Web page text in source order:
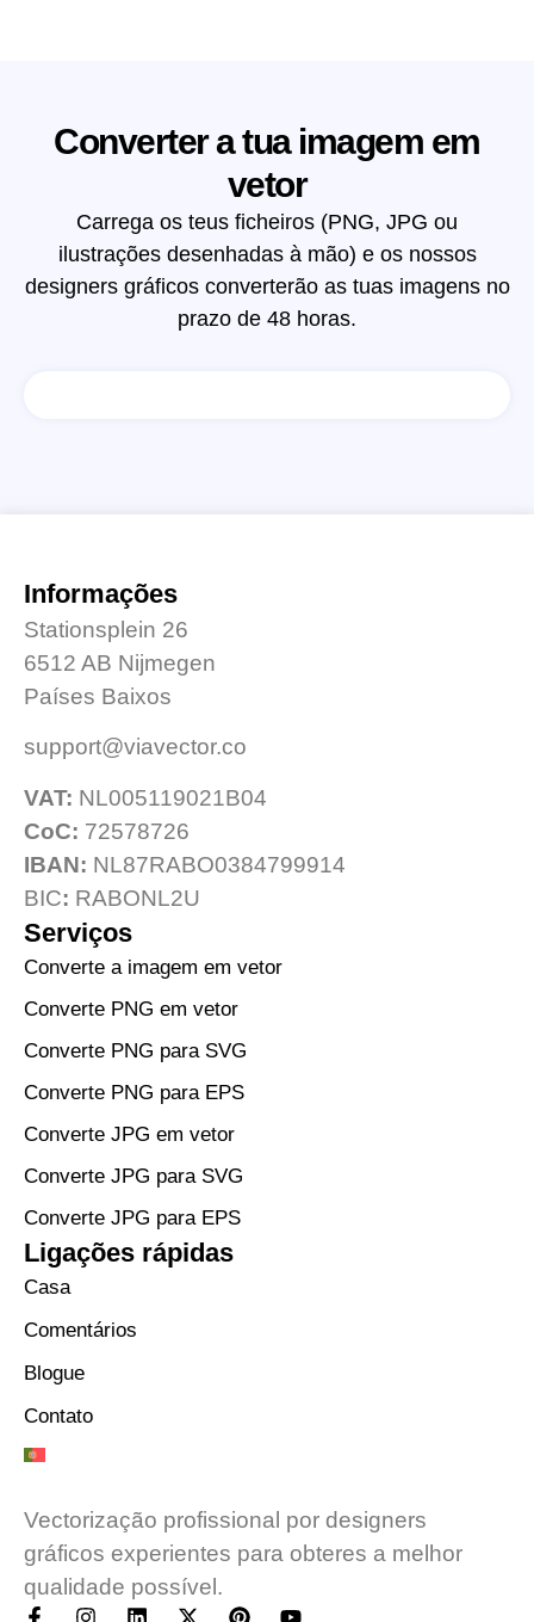
Converter a tua imagem em
vetor
Carrega os teus ficheiros (PNG, JPG ou
ilustrações desenhadas à mão) e os nossos
designers gráficos converterão as tuas imagens no
prazo de 48 horas.
Vectorização profissional por designers
gráficos experientes para obteres a melhor
qualidade possível.
Serviços
Converte a imagem em vetor
Converte PNG em vetor
Converte PNG para SVG
Converte PNG para EPS
Converte JPG em vetor
Converte JPG para SVG
Converte JPG para EPS
Ligações rápidas
Casa
Comentários
Blogue
Contato
Informações
Stationsplein 26
6512 AB Nijmegen
Países Baixos
support@viavector.co
VAT: NL005119021B04
CoC: 72578726
IBAN: NL87RABO0384799914
BIC: RABONL2U